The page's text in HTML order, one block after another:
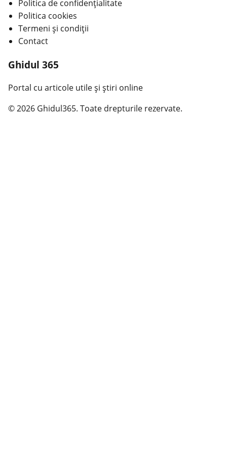
Politica de confidențialitate
Politica cookies
Termeni și condiții
Contact
Ghidul 365
Portal cu articole utile și știri online
© 2026 Ghidul365. Toate drepturile rezervate.